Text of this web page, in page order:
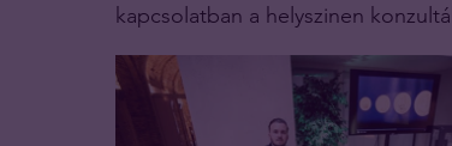
kapcsolatban a helyszinen